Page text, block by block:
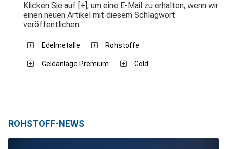
Klicken Sie auf [+], um eine E-Mail zu erhalten, wenn wir
einen neuen Artikel mit diesem Schlagwort
veröffentlichen.
Edelmetalle Rohstoffe
Geldanlage Premium Gold
ROHSTOFF-NEWS